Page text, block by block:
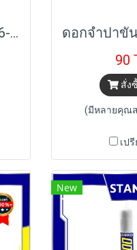
ดอกสว่านหัวธนูสี่แฉก 6-12mm. สีดำ STANNOX
90
สั่ง
(มีหลายคุณ
เป
New